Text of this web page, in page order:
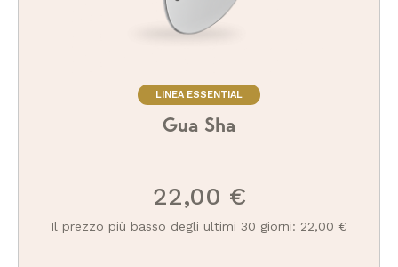
LINEA ESSENTIAL
Gua Sha
22,00 €
Il prezzo più basso degli ultimi 30 giorni: 22,00 €